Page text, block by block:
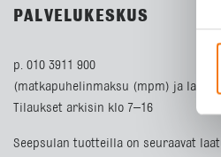
PALVELUKESKUS
p. 010 3911 900
(matkapuhelinmaksu (mpm) ja
Tilaukset arkisin klo 7–16
Seepsulan tuotteilla on seuraavat